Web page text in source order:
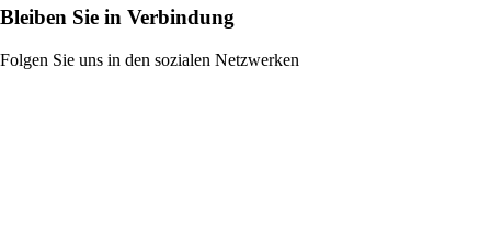
Bleiben Sie in Verbindung
Folgen Sie uns in den sozialen Netzwerken